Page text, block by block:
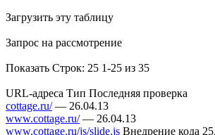
Загрузить эту таблицу
Запрос на рассмотрение
Показать Строк: 25 1-25 из 35
URL-адреса Тип Последняя проверка
cottage.ru/— 26.04.13
www.cottage.ru/— 26.04.13
www.cottage.ru/js/slide.js Внедрение кода